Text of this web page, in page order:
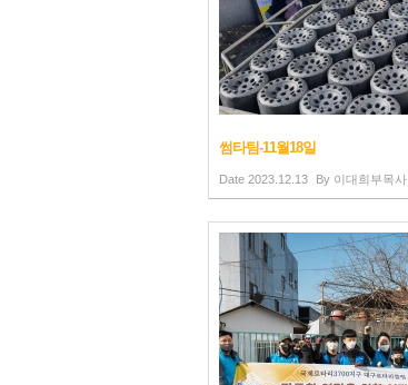
썸타팀-11월18일
Date 2023.12.13 By 이대희부목사